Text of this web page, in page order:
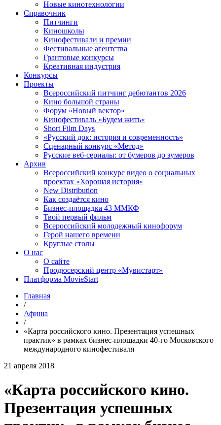
Новые кинотехнологии
Справочник
Питчинги
Киношколы
Кинофестивали и премии
Фестивальные агентства
Грантовые конкурсы
Креативная индустрия
Конкурсы
Проекты
Всероссийский питчинг дебютантов 2026
Кино большой страны
Форум «Новый вектор»
Кинофестиваль «Будем жить»
Short Film Days
«Русский док: история и современность»
Сценарный конкурс «Метод»
Русские веб-сериалы: от бумеров до зумеров
Архив
Всероссийский конкурс видео о социальных
проектах «Хорошая история»
New Distribution
Как создаётся кино
Бизнес-площадка 43 ММКФ
Твой первый фильм
Всероссийский молодежный кинофорум
Герой нашего времени
Круглые столы
О нас
О сайте
Продюсерский центр «Мувистарт»
Платформа MovieStart
Главная
/
Афиша
/
«Карта российского кино. Презентация успешных
практик» в рамках бизнес-площадки 40-го Московского
международного кинофестиваля
21 апреля 2018
«Карта российского кино.
Презентация успешных